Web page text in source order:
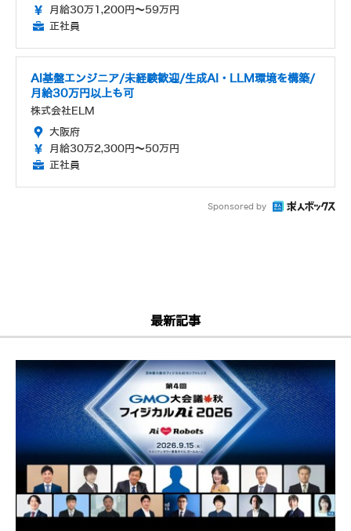
月給30万1,200円～59万円
正社員
AI基盤エンジニア/未経験歓迎/生成AI・LLM環境を構築/
月給30万円以上も可
株式会社ELM
大阪府
月給30万2,300円～50万円
正社員
Sponsored by
最新記事